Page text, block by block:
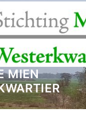
MIEN
Zoeken naar: